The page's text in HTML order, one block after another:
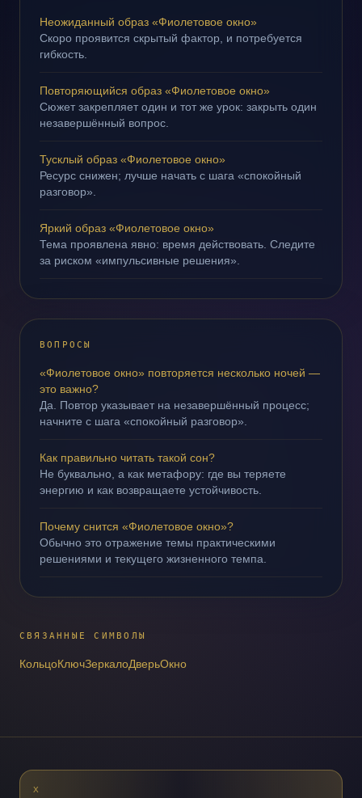
Неожиданный образ «Фиолетовое окно»
Скоро проявится скрытый фактор, и потребуется
гибкость.
Повторяющийся образ «Фиолетовое окно»
Сюжет закрепляет один и тот же урок: закрыть один
незавершённый вопрос.
Тусклый образ «Фиолетовое окно»
Ресурс снижен; лучше начать с шага «спокойный
разговор».
Яркий образ «Фиолетовое окно»
Тема проявлена явно: время действовать. Следите
за риском «импульсивные решения».
ВОПРОСЫ
«Фиолетовое окно» повторяется несколько ночей —
это важно?
Да. Повтор указывает на незавершённый процесс;
начните с шага «спокойный разговор».
Как правильно читать такой сон?
Не буквально, а как метафору: где вы теряете
энергию и как возвращаете устойчивость.
Почему снится «Фиолетовое окно»?
Обычно это отражение темы практическими
решениями и текущего жизненного темпа.
СВЯЗАННЫЕ СИМВОЛЫ
КольцоКлючЗеркалоДверьОкно
X